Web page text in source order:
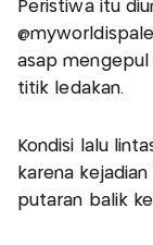
Peristiwa itu
asap mengepul
titik ledakan.
Kondisi lalu
karena
putaran balik